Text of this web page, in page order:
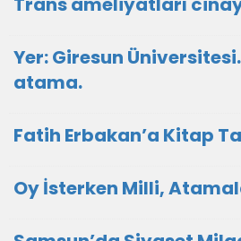
Yer: Giresun
atama.
Fatih Erbakan’a Kitap
Oy İsterken Milli,